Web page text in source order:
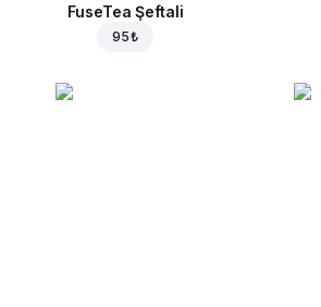
FuseTea Şeftali
95 ₺